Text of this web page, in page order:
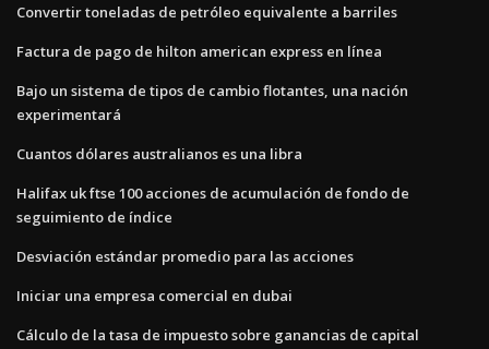
Convertir toneladas de petróleo equivalente a barriles
Factura de pago de hilton american express en línea
Bajo un sistema de tipos de cambio flotantes, una nación
experimentará
Cuantos dólares australianos es una libra
Halifax uk ftse 100 acciones de acumulación de fondo de
seguimiento de índice
Desviación estándar promedio para las acciones
Iniciar una empresa comercial en dubai
Cálculo de la tasa de impuesto sobre ganancias de capital